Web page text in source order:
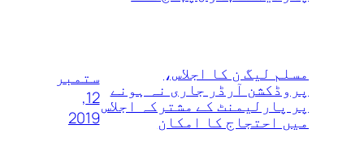
مسلم لیگ ن کا اجلاس،
پروڈکشن آرڈر جاری نہ ہونے
پر پارلیمنٹ کے مشترکہ اجلاس
میں احتجاج کا امکان
ستمبر
12,
2019